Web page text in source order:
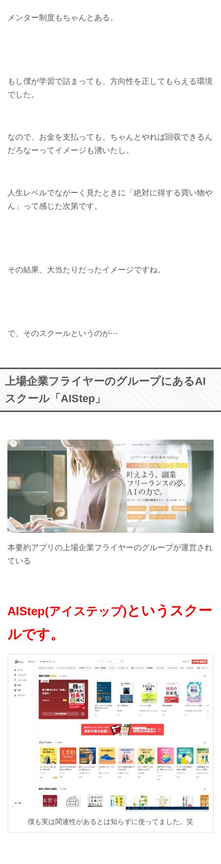
メンター制度もちゃんとある。
もし僕が学習で詰まっても、方向性を正してもらえる環境
でした。
なので、お金を支払っても、ちゃんとやれば回収できるん
だろなーってイメージも湧いたし。
人生レベルでながーく見たときに「絶対に得する買い物や
ん」って感じた次第です。
その結果、大当たりだったイメージですね。
で、そのスクールというのが⋯
上場企業フライヤーのグループにあるAI
スクール「AIStep」
本要約アプリの上場企業フライヤーのグループが運営され
ている
AIStep(アイステップ)というスクー
ルです。
僕も実は関連性があるとは知らずに使ってました。笑